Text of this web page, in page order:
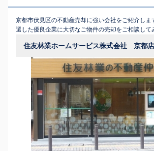
京都市伏見区の不動産売却に強い会社をご紹介しま
選した優良企業に大切なご物件の売却をご相談して
住友林業ホームサービス株式会社 京都店